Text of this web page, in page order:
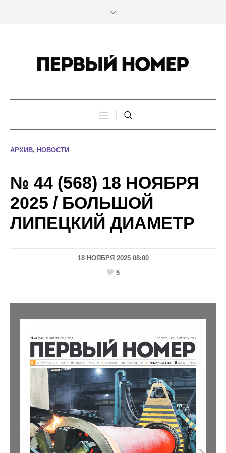
АРХИВ, НОВОСТИ
№ 44 (568) 18 НОЯБРЯ
2025 / БОЛЬШОЙ
ЛИПЕЦКИЙ ДИАМЕТР
18 НОЯБРЯ 2025 08:00
5